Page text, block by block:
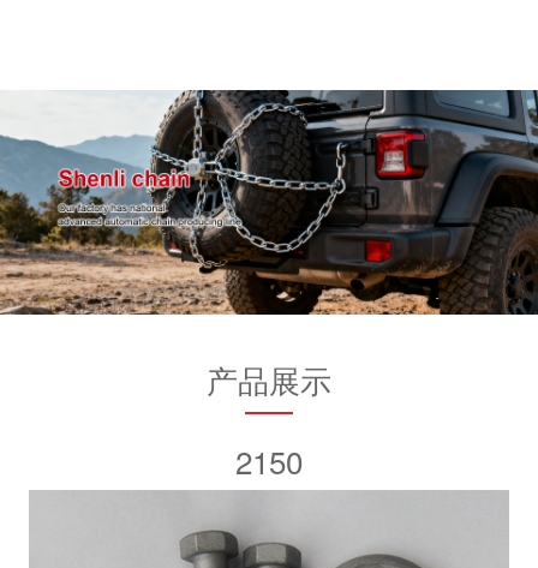
产品展示
2150